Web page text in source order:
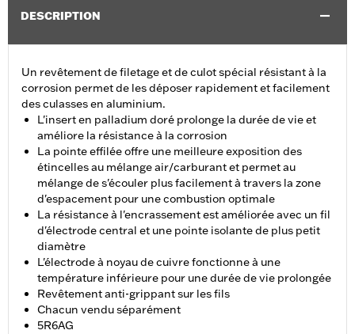
DESCRIPTION
Un revêtement de filetage et de culot spécial résistant à la
corrosion permet de les déposer rapidement et facilement
des culasses en aluminium.
L'insert en palladium doré prolonge la durée de vie et
améliore la résistance à la corrosion
La pointe effilée offre une meilleure exposition des
étincelles au mélange air/carburant et permet au
mélange de s'écouler plus facilement à travers la zone
d'espacement pour une combustion optimale
La résistance à l'encrassement est améliorée avec un fil
d'électrode central et une pointe isolante de plus petit
diamètre
L'électrode à noyau de cuivre fonctionne à une
température inférieure pour une durée de vie prolongée
Revêtement anti-grippant sur les fils
Chacun vendu séparément
5R6AG